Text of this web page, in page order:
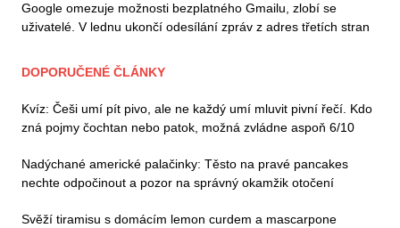
Google omezuje možnosti bezplatného Gmailu, zlobí se
uživatelé. V lednu ukončí odesílání zpráv z adres třetích stran
DOPORUČENÉ ČLÁNKY
Kvíz: Češi umí pít pivo, ale ne každý umí mluvit pivní řečí. Kdo
zná pojmy čochtan nebo patok, možná zvládne aspoň 6/10
Nadýchané americké palačinky: Těsto na pravé pancakes
nechte odpočinout a pozor na správný okamžik otočení
Svěží tiramisu s domácím lemon curdem a mascarpone